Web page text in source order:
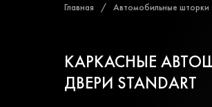
Главная Автомобильные шторки
КАРКАСНЫЕ
ДВЕРИ STANDART